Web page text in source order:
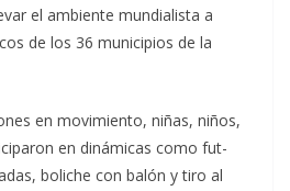
el ambiente mundialista a
de los 36 municipios de la
en movimiento, niñas, niños,
en dinámicas como fut-
boliche con balón y tiro al